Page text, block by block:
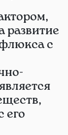
с
его